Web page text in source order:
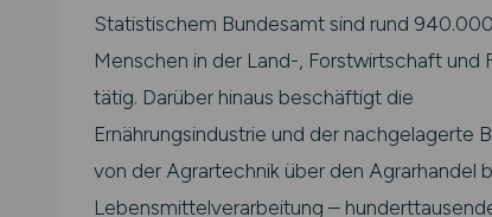
Statistischem Bundesamt sind rund 940.000
Menschen in der Land-, Forstwirtschaft und
tätig. Darüber hinaus beschäftigt die
Ernährungsindustrie und der nachgelagerte
von der Agrartechnik über den Agrarhandel
Lebensmittelverarbeitung –